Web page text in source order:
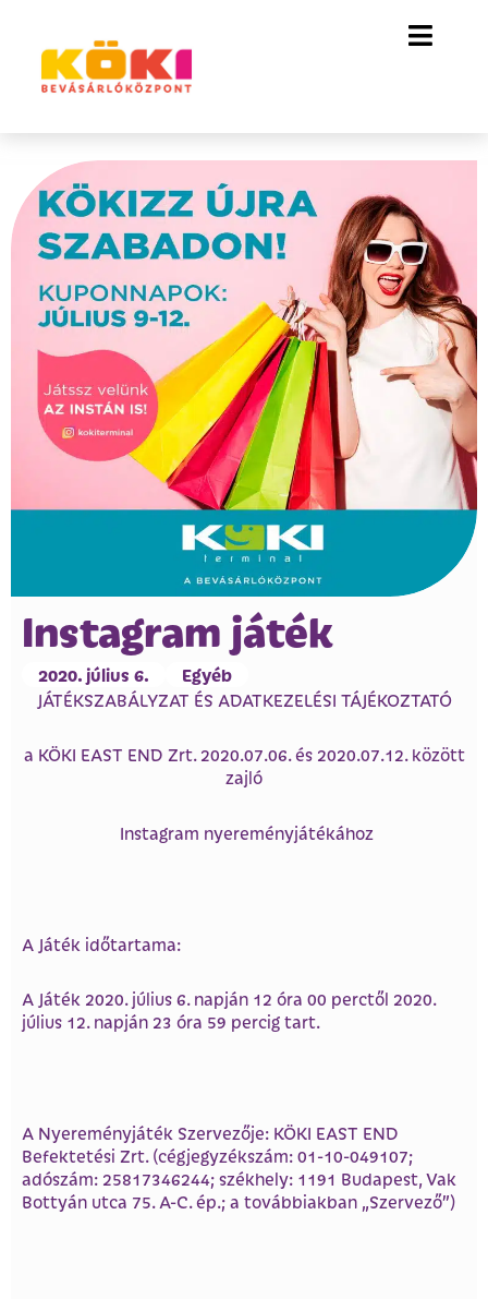
Instagram játék
2020. július 6. Egyéb
JÁTÉKSZABÁLYZAT ÉS ADATKEZELÉSI TÁJÉKOZTATÓ
a KÖKI EAST END Zrt. 2020.07.06. és 2020.07.12. között
zajló
Instagram nyereményjátékához
A Játék időtartama:
A Játék 2020. július 6. napján 12 óra 00 perctől 2020.
július 12. napján 23 óra 59 percig tart.
A Nyereményjáték Szervezője: KÖKI EAST END
Befektetési Zrt. (cégjegyzékszám: 01-10-049107;
adószám: 25817346244; székhely: 1191 Budapest, Vak
Bottyán utca 75. A-C. ép.; a továbbiakban „Szervező”)